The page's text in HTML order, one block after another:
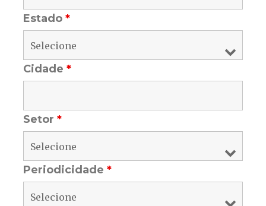
Estado*
Cidade*
Setor*
Periodicidade*